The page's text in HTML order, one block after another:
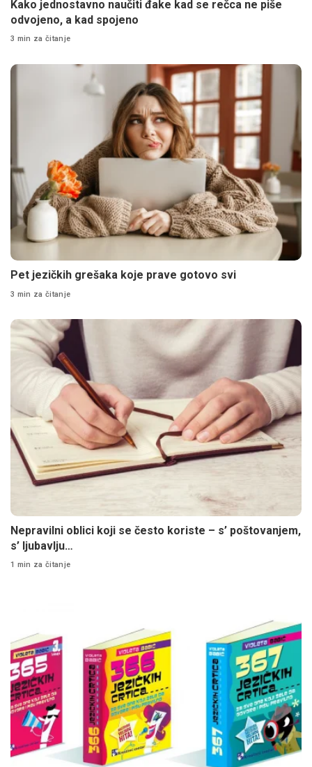
Kako jednostavno naučiti đake kad se rečca ne piše
odvojeno, a kad spojeno
3 min za čitanje
Pet jezičkih grešaka koje prave gotovo svi
3 min za čitanje
Nepravilni oblici koji se često koriste – s’ poštovanjem,
s’ ljubavlju…
1 min za čitanje